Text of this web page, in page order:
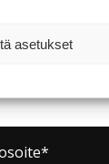
asetukset